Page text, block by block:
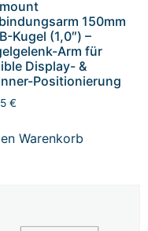
150mm
Kugel (1,0″) –
Arm für
Display- &
Positionierung
€
Warenkorb